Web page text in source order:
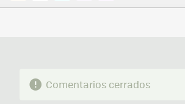
FACEBOOK
TWITTERFLIPBOARD
E-
WHATSAPP
Comentarios cerrados